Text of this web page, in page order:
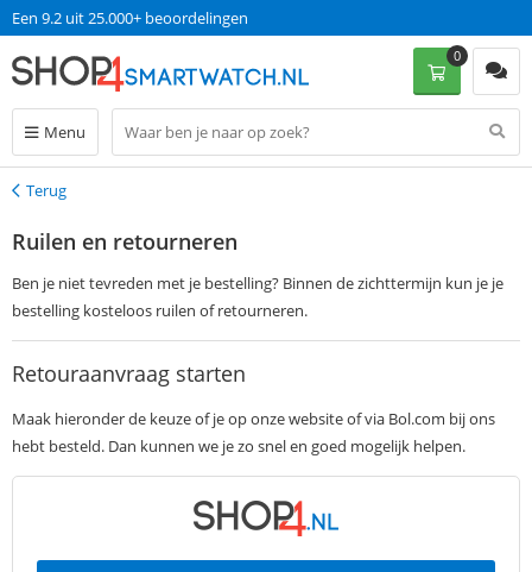
Op werkdagen voor 13:00 uur besteld, morgen in huis!
Een 9.2 uit 25.000+ beoordelingen
Menu
0
Terug
Terug
Ruilen en retourneren
Ben je niet tevreden met je bestelling? Binnen de zichttermijn kun je je
bestelling kosteloos ruilen of retourneren.
Retouraanvraag starten
Maak hieronder de keuze of je op onze website of via Bol.com bij ons
hebt besteld. Dan kunnen we je zo snel en goed mogelijk helpen.